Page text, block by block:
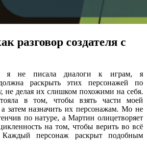
разговор создателя с
я не писала диалоги к играм, я
раскрыть этих персонажей по
не делая их слишком похожими на себя.
в том, чтобы взять части моей
затем назначить их персонажам. Мо не
по натуре, а Мартин олицетворяет
на том, чтобы верить во всё
Каждый персонаж раскрыт подобным